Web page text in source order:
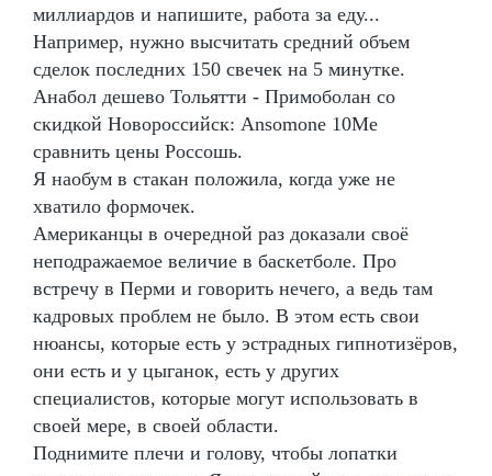
миллиардов и напишите, работа за еду...
Например, нужно высчитать средний объем
сделок последних 150 свечек на 5 минутке.
Анабол дешево Тольятти - Примоболан со
скидкой Новороссийск: Ansomone 10Me
сравнить цены Россошь.
Я наобум в стакан положила, когда уже не
хватило формочек.
Американцы в очередной раз доказали своё
неподражаемое величие в баскетболе. Про
встречу в Перми и говорить нечего, а ведь там
кадровых проблем не было. В этом есть свои
нюансы, которые есть у эстрадных гипнотизёров,
они есть и у цыганок, есть у других
специалистов, которые могут использовать в
своей мере, в своей области.
Поднимите плечи и голову, чтобы лопатки